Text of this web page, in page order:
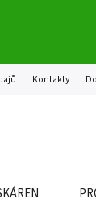
Kontakty